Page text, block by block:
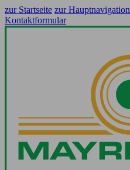
zur Startseite zur Hauptnavigation
Kontaktformular